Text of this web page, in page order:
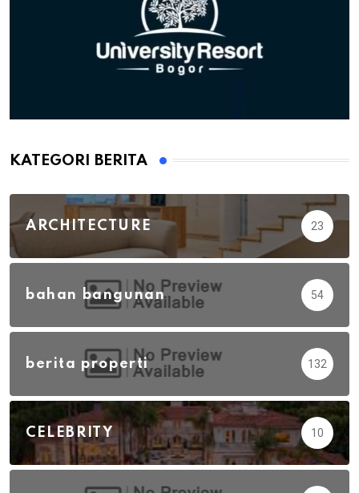
KATEGORI BERITA
ARCHITECTURE 23
bahan bangunan 54
berita properti 132
CELEBRITY 10